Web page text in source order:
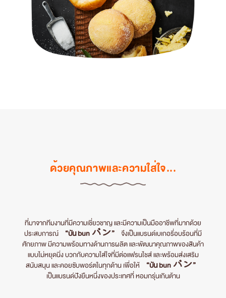
ด้วยคุณภาพและความใส่ใจ...
ที่มาจากทีมงานที่มีความเชี่ยวชาญ และมีความเป็นมืออาชีพที่มากด้วย
ประสบการณ์
“บัน bun バン”
จึงเป็นแบรนด์เบเกอรี่อบร้อนที่มี
ศักยภาพ มีความพร้อมทางด้านการผลิต และพัฒนาคุณภาพของสินค้า
แบบไม่หยุดนิ่ง บวกกับความใส่ใจที่มีต่อแฟรนไชส์ และพร้อมส่งเสริม
สนับสนุน และคอยซับพอร์ตในทุกด้าน เพื่อให้
“บัน bun バン”
เป็นแบรนด์ปังยืนหนึ่งของประเทศที่ หอมกรุ่นเกินต้าน